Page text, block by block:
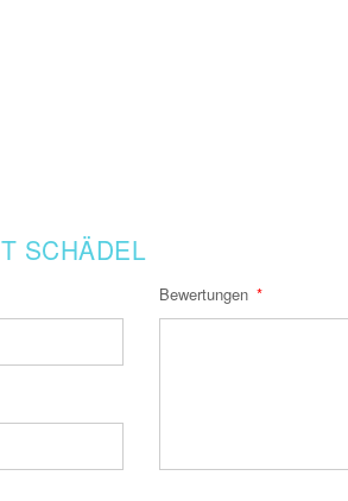
SCHÄDEL
Bewertungen